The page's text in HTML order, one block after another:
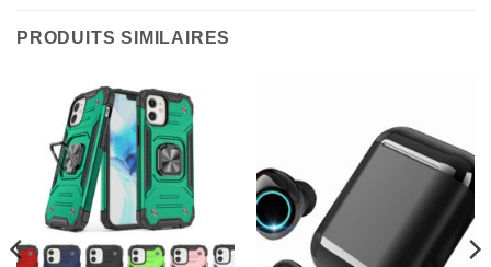
PRODUITS SIMILAIRES